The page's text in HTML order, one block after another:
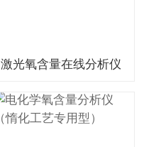
激光氧含量在线分析仪